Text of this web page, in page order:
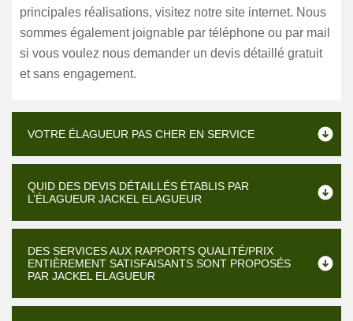
principales réalisations, visitez notre site internet. Nous
sommes également joignable par téléphone ou par mail
si vous voulez nous demander un devis détaillé gratuit
et sans engagement.
VOTRE ÉLAGUEUR PAS CHER EN SERVICE
QUID DES DEVIS DÉTAILLÉS ÉTABLIS PAR
L’ÉLAGUEUR JACKEL ELAGUEUR
DES SERVICES AUX RAPPORTS QUALITÉ/PRIX
ENTIÈREMENT SATISFAISANTS SONT PROPOSÉS
PAR JACKEL ELAGUEUR